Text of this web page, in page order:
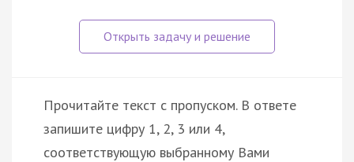
Прочитайте текст с пропуском. В ответе
запишите цифру 1, 2, 3 или 4,
соответствующую выбранному Вами